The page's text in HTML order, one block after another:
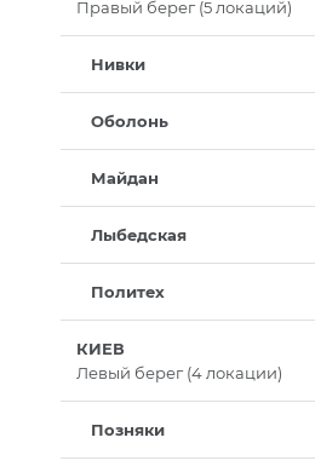
Правый берег (5 локаций)
Нивки
Оболонь
Майдан
Лыбедская
Политех
КИЕВ
Левый берег (4 локации)
Позняки